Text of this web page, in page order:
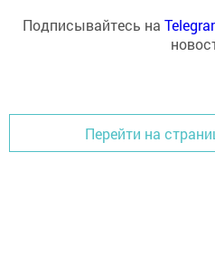
Подписывайтесь на
Перейти на